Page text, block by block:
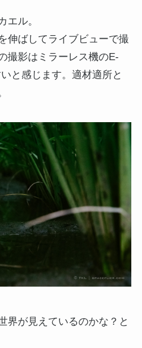
エル。
伸ばしてライブビューで撮
撮影はミラーレス機のE-
と感じます。適材適所と
界が見えているのかな？と